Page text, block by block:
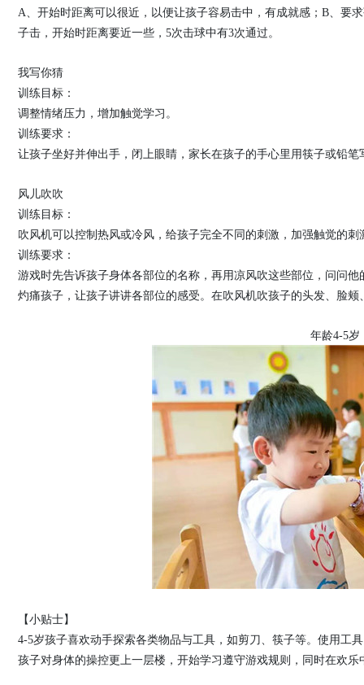
A、开始时距离可以很近，以便让孩子容易击中，有成就感；B、要
子击，开始时距离要近一些，5次击球中有3次通过。
我写你猜
训练目标：
调整情绪压力，增加触觉学习。
训练要求：
让孩子坐好并伸出手，闭上眼睛，家长在孩子的手心里用筷子或铅
风儿吹吹
训练目标：
吹风机可以控制热风或冷风，给孩子完全不同的刺激，加强触觉的刺
训练要求：
游戏时先告诉孩子身体各部位的名称，再用凉风吹这些部位，问问
灼痛孩子，让孩子讲讲各部位的感受。在吹风机吹孩子的头发、脸
年龄4-5岁
【小贴士】
4-5岁孩子喜欢动手探索各类物品与工具，如剪刀、筷子等。使用工
孩子对身体的操控更上一层楼，开始学习遵守游戏规则，同时在欢乐